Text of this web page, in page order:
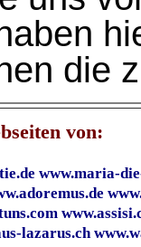
die
von:
www.maria-
lazarus.ch